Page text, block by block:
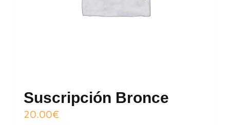
Suscripción Bronce
20.00€